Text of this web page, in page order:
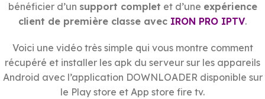
bénéficier d’un support complet et d’une expérience
client de première classe avec IRON PRO IPTV.
Voici une vidéo très simple qui vous montre comment
récupéré et installer les apk du serveur sur les appareils
Android avec l’application DOWNLOADER disponible sur
le Play store et App store fire tv.